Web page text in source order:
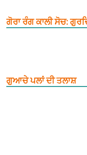
ਗੋਰਾ ਰੰਗ ਕਾਲੀ ਸੋਚ:
ਗੁਆਚੇ ਪਲਾਂ ਦੀ ਤਲਾਸ਼